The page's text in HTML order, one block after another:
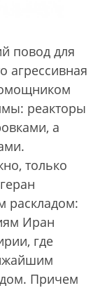
повод для
агрессивная
реакторы
а
только
раскладом:
Иран
где
Причем